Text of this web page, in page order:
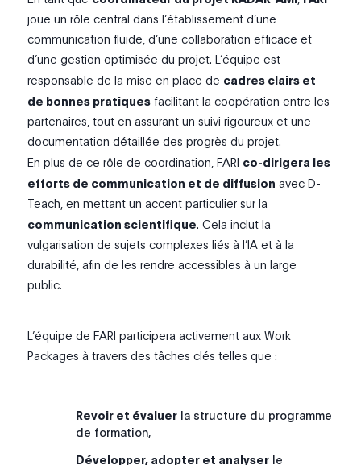
joue un rôle central dans l’établissement d’une
communication fluide, d’une collaboration efficace et
d’une gestion optimisée du projet. L’équipe est
responsable de la mise en place de cadres clairs et
de bonnes pratiques facilitant la coopération entre les
partenaires, tout en assurant un suivi rigoureux et une
documentation détaillée des progrès du projet.
En plus de ce rôle de coordination, FARI co-dirigera les
efforts de communication et de diffusion avec D-
Teach, en mettant un accent particulier sur la
communication scientifique. Cela inclut la
vulgarisation de sujets complexes liés à l’IA et à la
durabilité, afin de les rendre accessibles à un large
public.
L’équipe de FARI participera activement auxWork
Packages à travers des tâches clés telles que :
Revoir et évaluer la structure du programme
de formation,
Développer, adopter et analyser le